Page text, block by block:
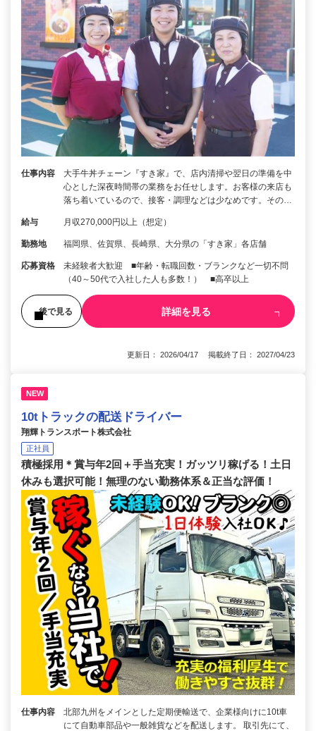
仕事内容
大手牛丼チェーン『すき家』で、店内清掃や翌日の準備を中
心とした深夜時間帯の業務をお任せします。お客様の来店も
落ち着いているので、接客・調理などは少なめです。その…
給与 月収270,000円以上（想定）
勤務地 福岡県、佐賀県、長崎県、大分県の「すき家」各店舗
応募資格
未経験者大歓迎 ■年齢・転職回数・ブランクなど一切不問
（40～50代で入社した人も多数！） ■高卒以上
後で見る 詳細を見る
更新日： 2026/04/17 掲載終了日： 2027/04/23
NEW
10tトラックの配送ドライバー
翔輝トランスポート株式会社
正社員
積極採用＊賞与年2回＋手当充実！ガッツリ稼げる！土日
休みも選択可能！無理のない勤務体系＆正当な評価！
仕事内容
北部九州をメインとした定期便輸送で、企業様向けに10t車
にて自動車部品や一般雑貨などを配送します。 取引先にて、